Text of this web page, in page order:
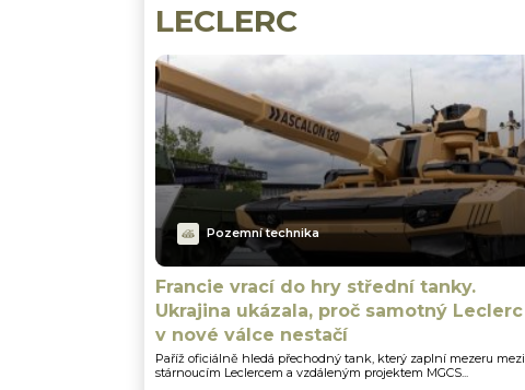
LECLERC
Pozemní technika
Francie vrací do hry střední tanky.
Ukrajina ukázala, proč samotný Leclerc
v nové válce nestačí
Paříž oficiálně hledá přechodný tank, který zaplní mezeru mezi
stárnoucím Leclercem a vzdáleným projektem MGCS...